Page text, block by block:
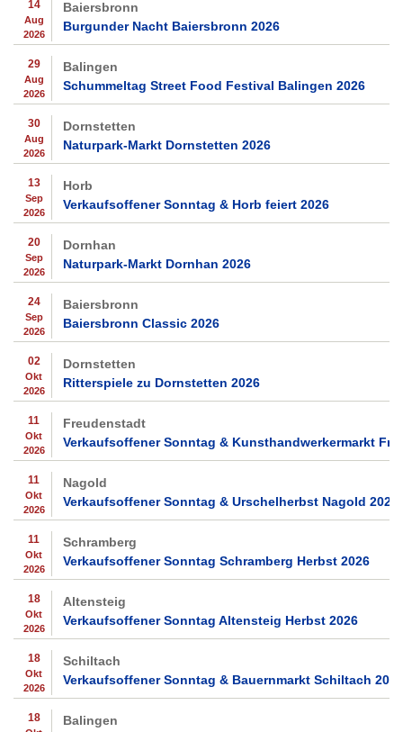
14
Aug
2026
Baiersbronn
Burgunder Nacht Baiersbronn 2026
29
Aug
2026
Balingen
Schummeltag Street Food Festival Balingen 2026
30
Aug
2026
Dornstetten
Naturpark-Markt Dornstetten 2026
13
Sep
2026
Horb
Verkaufsoffener Sonntag & Horb feiert 2026
20
Sep
2026
Dornhan
Naturpark-Markt Dornhan 2026
24
Sep
2026
Baiersbronn
Baiersbronn Classic 2026
02
Okt
2026
Dornstetten
Ritterspiele zu Dornstetten 2026
11
Okt
2026
Freudenstadt
Verkaufsoffener Sonntag & Kunsthandwerkermarkt
11
Okt
2026
Nagold
Verkaufsoffener Sonntag & Urschelherbst Nagold 2026
11
Okt
2026
Schramberg
Verkaufsoffener Sonntag Schramberg Herbst 2026
18
Okt
2026
Altensteig
Verkaufsoffener Sonntag Altensteig Herbst 2026
18
Okt
2026
Schiltach
Verkaufsoffener Sonntag & Bauernmarkt Schiltach 2026
18 Balingen